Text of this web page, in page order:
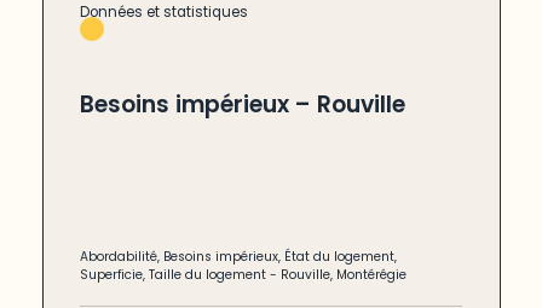
Données et statistiques
Besoins impérieux – Rouville
Abordabilité, Besoins impérieux, État du logement,
Superficie,Taille du logement - Rouville, Montérégie